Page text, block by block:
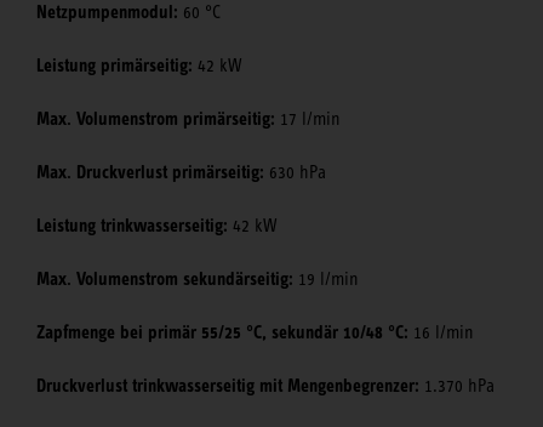
Netzpumpenmodul: 60 °C
Leistung primärseitig: 42 kW
Max. Volumenstrom primärseitig: 17 l/min
Max. Druckverlust primärseitig: 630 hPa
Leistung trinkwasserseitig: 42 kW
Max. Volumenstrom sekundärseitig: 19 l/min
Zapfmenge bei primär 55/25 °C, sekundär 10/48 °C: 16 l/min
Druckverlust trinkwasserseitig mit Mengenbegrenzer: 1.370 hPa